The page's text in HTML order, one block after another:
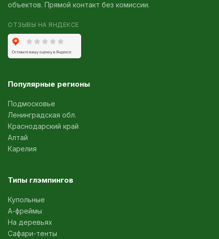
объектов. Прямой контакт без комиссии.
ОТЗЫВЫ НА ЯНДЕКСЕ
Популярные регионы
Подмосковье
Ленинградская обл.
Краснодарский край
Алтай
Карелия
Типы глэмпингов
Купольные
А-фреймы
На деревьях
Сафари-тенты